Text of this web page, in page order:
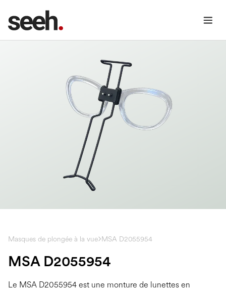
Masques de plongée à la vue MSA D2055954
MSA D2055954
Le MSA D2055954 est une monture de lunettes en